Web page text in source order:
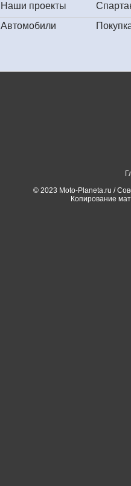
Наши проекты
Автомобили
© 2023 Moto-Planeta.ru /
Копирование